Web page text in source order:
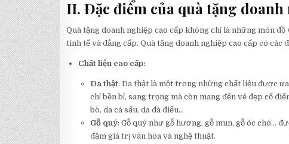
II. Đặc điểm của quà tặng
Quà tặng doanh nghiệp cao cấp không chỉ là những món
tinh tế và đẳng cấp. Quà tặng doanh nghiệp cao cấp có các
Chất liệu cao cấp:
Da thật: Da thật là một trong những chất liệu được
chỉ bền bỉ, sang trọng mà còn mang đến vẻ đẹp cổ
bò, da cá sấu, da đà điểu…
Gỗ quý: Gỗ quý như gỗ hương, gỗ mun, gỗ óc chó…
đậm giá trị văn hóa và nghệ thuật.